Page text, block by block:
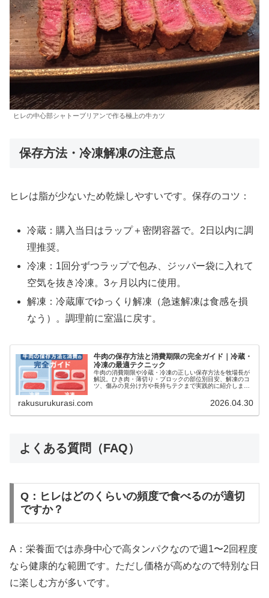
ヒレの中心部シャトーブリアンで作る極上の牛カツ
保存方法・冷凍解凍の注意点
ヒレは脂が少ないため乾燥しやすいです。保存のコツ：
冷蔵：購入当日はラップ＋密閉容器で。2日以内に調
理推奨。
冷凍：1回分ずつラップで包み、ジッパー袋に入れて
空気を抜き冷凍。3ヶ月以内に使用。
解凍：冷蔵庫でゆっくり解凍（急速解凍は食感を損
なう）。調理前に室温に戻す。
牛肉の保存方法と消費期限の完全ガイド｜冷蔵・
冷凍の最適テクニック
牛肉の消費期限や冷蔵・冷凍の正しい保存方法を牧場長が
解説。ひき肉・薄切り・ブロックの部位別目安、解凍のコ
ツ、傷みの見分け方や長持ちテクまで実践的に紹介しま
rakusurukurasi.com 2026.04.30
よくある質問（FAQ）
Q：ヒレはどのくらいの頻度で食べるのが適切
ですか？
A：栄養面では赤身中心で高タンパクなので週1〜2回程度
なら健康的な範囲です。ただし価格が高めなので特別な日
に楽しむ方が多いです。